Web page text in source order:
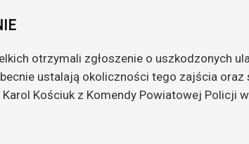
otrzymali zgłoszenie o uszkodzonych
ustalają okoliczności tego zajścia oraz
Kościuk z Komendy Powiatowej Policji